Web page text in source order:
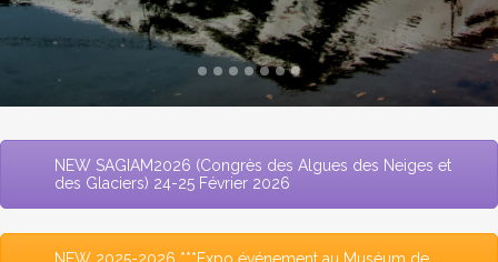
NEW SAGIAM2026 (Congrès des Algues des Neiges et
des Glaciers) 24-25 Février 2026